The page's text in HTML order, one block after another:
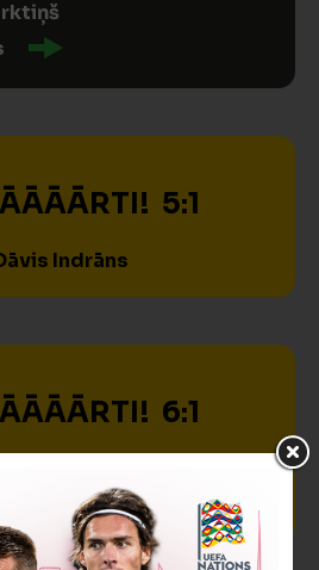
5:1
Indrāns
6:1
Martins Bokta